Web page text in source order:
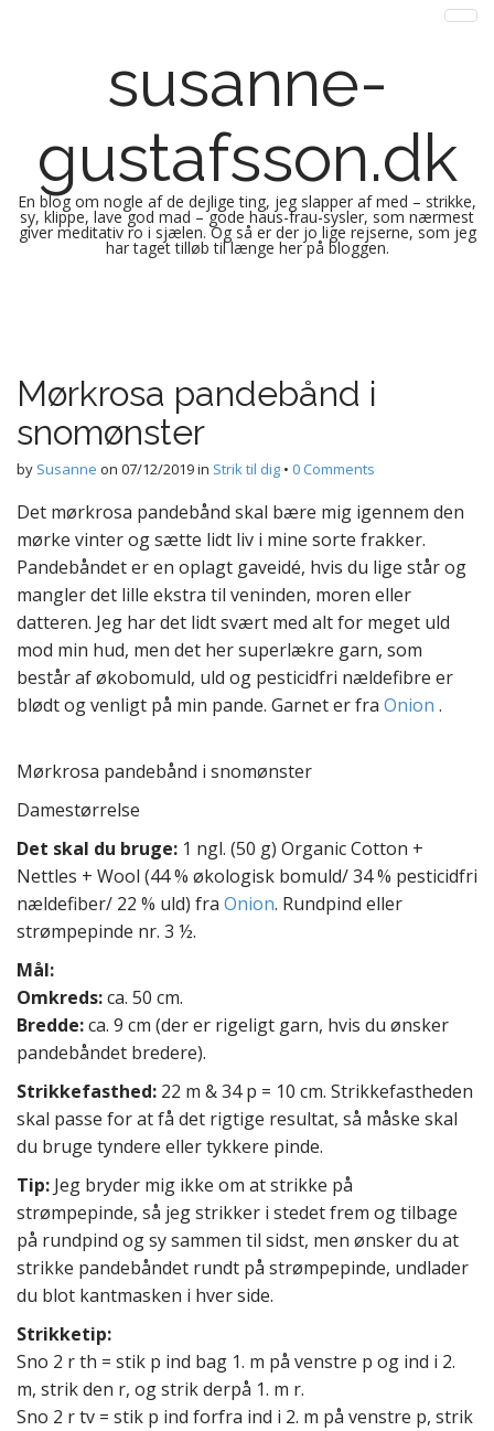
susanne-
gustafsson.dk
En blog om nogle af de dejlige ting, jeg slapper af med – strikke,
sy, klippe, lave god mad – gode haus-frau-sysler, som nærmest
giver meditativ ro i sjælen. Og så er der jo lige rejserne, som jeg
har taget tilløb til længe her på bloggen.
n
m
e
n
t
o
c
o
n
t
e
n
t
Mørkrosa pandebånd i
snomønster
by Susanne on 07/12/2019in Strik til dig • 0 Comments
Det mørkrosa pandebånd skal bære mig igennem den
mørke vinter og sætte lidt liv i mine sorte frakker.
Pandebåndet er en oplagt gaveidé, hvis du lige står og
mangler det lille ekstra til veninden, moren eller
datteren. Jeg har det lidt svært med alt for meget uld
mod min hud, men det her superlækre garn, som
består af økobomuld, uld og pesticidfri nældefibre er
blødt og venligt på min pande. Garnet er fra Onion .
Mørkrosa pandebånd i snomønster
Damestørrelse
Det skal du bruge: 1 ngl. (50 g) Organic Cotton +
Nettles + Wool (44 % økologisk bomuld/ 34 % pesticidfri
nældefiber/ 22 % uld) fra Onion. Rundpind eller
strømpepinde nr. 3 ½.
Mål:
Omkreds:ca. 50 cm.
Bredde:ca. 9 cm (der er rigeligt garn, hvis du ønsker
pandebåndet bredere).
Strikkefasthed: 22 m & 34 p = 10 cm. Strikkefastheden
skal passe for at få det rigtige resultat, så måske skal
du bruge tyndere eller tykkere pinde.
Tip: Jeg bryder mig ikke om at strikke på
strømpepinde, så jeg strikker i stedet frem og tilbage
på rundpind og sy sammen til sidst, men ønsker du at
strikke pandebåndet rundt på strømpepinde, undlader
du blot kantmasken i hver side.
Strikketip:
Sno 2 r th = stik p ind bag 1. m på venstre p og ind i 2.
m, strik den r, og strik derpå 1. m r.
Sno 2 r tv = stik p ind forfra ind i 2. m på venstre p, strik